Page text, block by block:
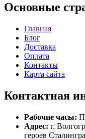
Основные
Главная
Блог
Доставка
Оплата
Контакты
Карта сайта
Контактная
Рабочие часы:
Адрес: г.
героев